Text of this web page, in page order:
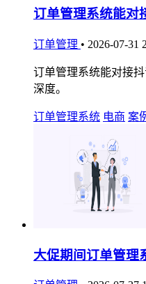
订单管理系统能对
订单管理 • 2026-07-31
订单管理系统能对接
深度。
订单管理系统 电商 案
大促期间订单管理